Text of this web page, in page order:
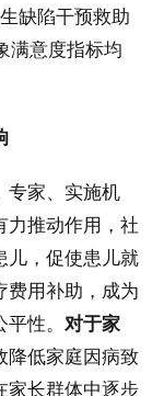
缺陷干预救助
满意度指标均
专家、实施机
力推动作用，社
儿，促使患儿就
费用补助，成为
平性。对于家
降低家庭因病致
家长群体中逐步